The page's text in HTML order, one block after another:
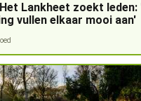
Lankheet zoekt leden:
vullen elkaar mooi aan'